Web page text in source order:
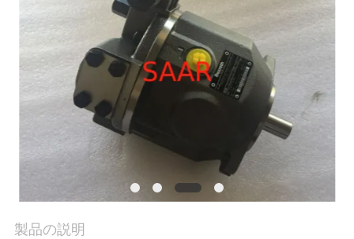
し
な
さ
い
用
製品の説明